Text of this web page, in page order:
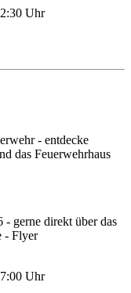
Uhr
- entdecke
das Feuerwehrhaus
gerne direkt über das
- Flyer
Uhr